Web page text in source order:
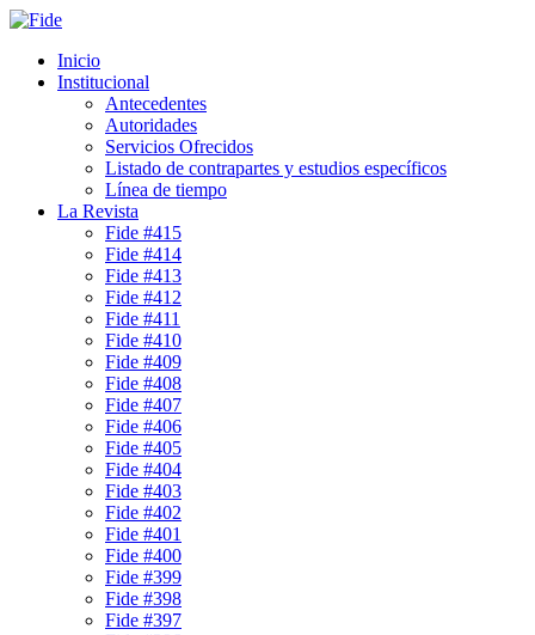
Inicio
Institucional
Antecedentes
Autoridades
Servicios Ofrecidos
Listado de contrapartes y estudios específicos
Línea de tiempo
La Revista
Fide #415
Fide #414
Fide #413
Fide #412
Fide #411
Fide #410
Fide #409
Fide #408
Fide #407
Fide #406
Fide #405
Fide #404
Fide #403
Fide #402
Fide #401
Fide #400
Fide #399
Fide #398
Fide #397